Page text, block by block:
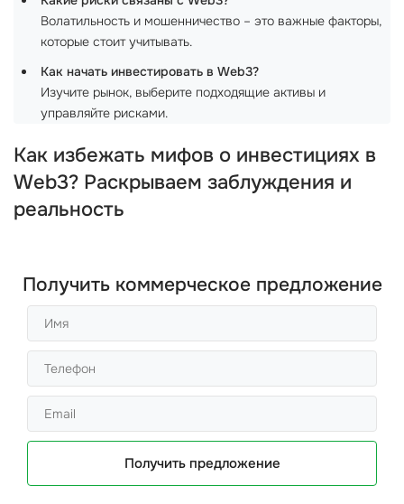
Волатильность и мошенничество – это важные факторы,
которые стоит учитывать.
Как начать инвестировать в Web3?
Изучите рынок, выберите подходящие активы и
управляйте рисками.
Как избежать мифов о инвестициях в
Web3? Раскрываем заблуждения и
реальность
Получить коммерческое предложение
Получить предложение